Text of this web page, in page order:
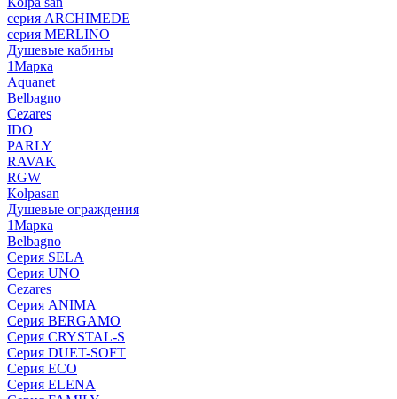
серия ARCHIMEDE
серия MERLINO
Душевые кабины
1Марка
Aquanet
Belbagno
Cezares
IDO
PARLY
RAVAK
RGW
Кolpasan
Душевые ограждения
1Марка
Belbagno
Серия SELA
Серия UNO
Cezares
Серия ANIMA
Серия BERGAMO
Серия CRYSTAL-S
Серия DUET-SOFT
Серия ECO
Серия ELENA